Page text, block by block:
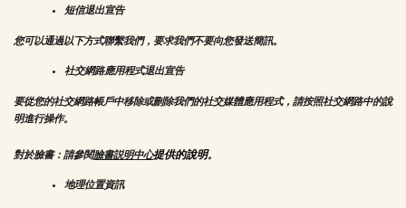
短信退出宣告
您可以通過以下方式聯繫我們，要求我們不要向您發送簡訊。
社交網路應用程式退出宣告
要從您的社交網路帳戶中移除或刪除我們的社交媒體應用程式，請按照社交網路中的說
明進行操作。
對於臉書：請參閱臉書説明中心提供的說明。
地理位置資訊